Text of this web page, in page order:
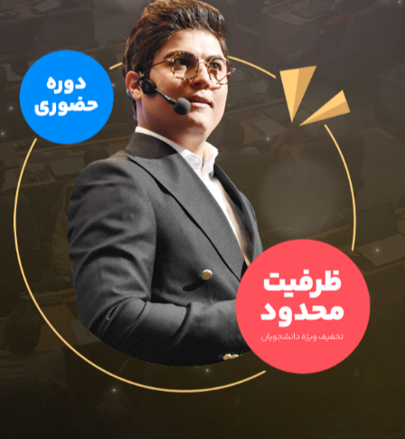
(ایمان پوراسماعیلی)
09927779040
شروع گفتگو
@Armteam_admin_por
107
پشتیبان فروش (یوسف فرخنده)
موبایل 09194198792
شروع گفتگو
تلگرام @Armteam_admin_33
داخلی
اطلاعات تماس (دفتر فروش)
تلفن 021-22021030
021-22021040